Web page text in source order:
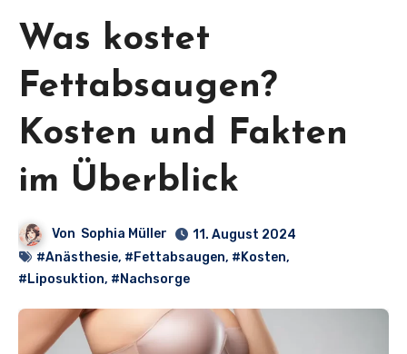
Was kostet
Fettabsaugen?
Kosten und Fakten
im Überblick
Von Sophia Müller
11. August 2024
#Anästhesie, #Fettabsaugen, #Kosten,
#Liposuktion, #Nachsorge